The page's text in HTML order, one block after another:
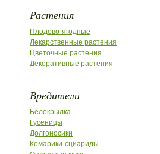
Растения
Плодово-ягодные
Лекарственные растения
Цветочные растения
Декоративные растения
Вредители
Белокрылка
Гусеницы
Долгоносики
Комарики-сциариды